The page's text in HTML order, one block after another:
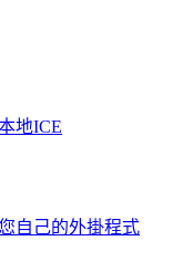
地ICE
自己的外掛程式